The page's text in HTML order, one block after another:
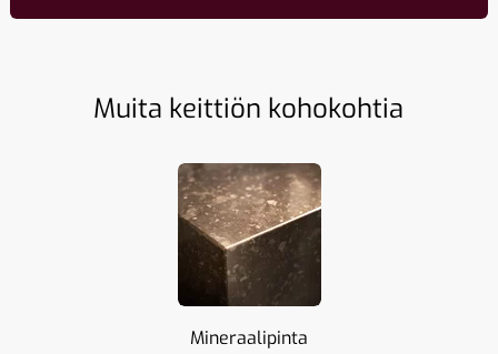
Muita keittiön kohokohtia
Mineraalipinta